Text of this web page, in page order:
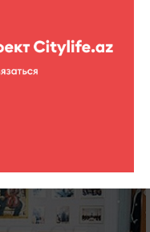
и Мстислава